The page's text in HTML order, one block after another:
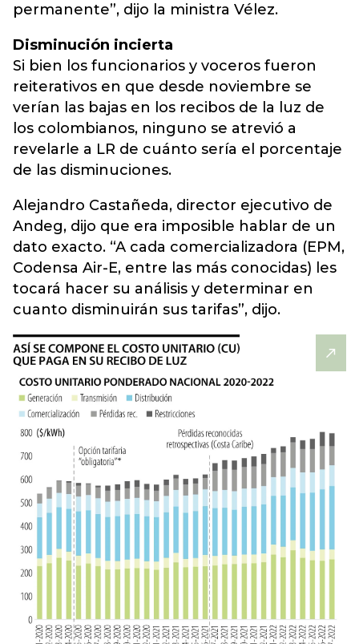
permanente”, dijo la ministra Vélez.
Disminución incierta
Si bien los funcionarios y voceros fueron
reiterativos en que desde noviembre se
verían las bajas en los recibos de la luz de
los colombianos, ninguno se atrevió a
revelarle a LR de cuánto sería el porcentaje
de las disminuciones.
Alejandro Castañeda, director ejecutivo de
Andeg, dijo que era imposible hablar de un
dato exacto. “A cada comercializadora (EPM,
Codensa Air-E, entre las más conocidas) les
tocará hacer su análisis y determinar en
cuanto disminuirán sus tarifas”, dijo.